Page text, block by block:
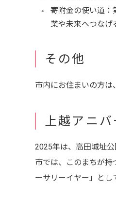
寄附金の使い道：
業や未来へつなげ
その他
市内にお住まいの方は
上越アニ
2025年は、高田城址
市では、このまちが
ーサリーイヤー」とし